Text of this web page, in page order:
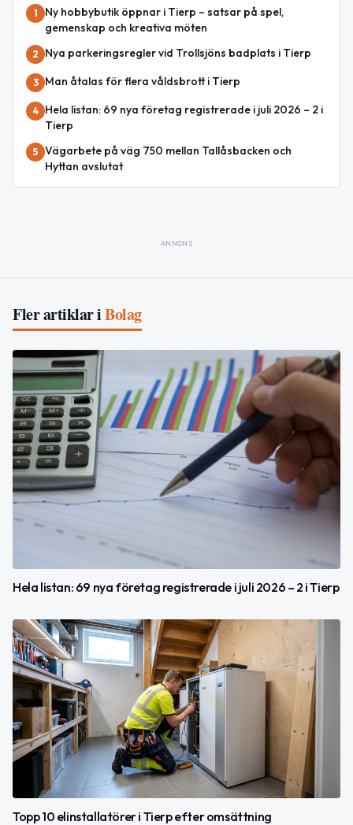
1
Ny hobbybutik öppnar i Tierp – satsar på spel,
gemenskap och kreativa möten
2 Nya parkeringsregler vid Trollsjöns badplats i Tierp
3 Man åtalas för flera våldsbrott i Tierp
4
Hela listan: 69 nya företag registrerade i juli 2026 – 2 i
Tierp
5 Vägarbete på väg 750 mellan Tallåsbacken och
Hyttan avslutat
ANNONS
Fler artiklar iBolag
Hela listan: 69 nya företag registrerade i juli 2026 – 2 i Tierp
Topp 10 elinstallatörer i Tierp efter omsättning